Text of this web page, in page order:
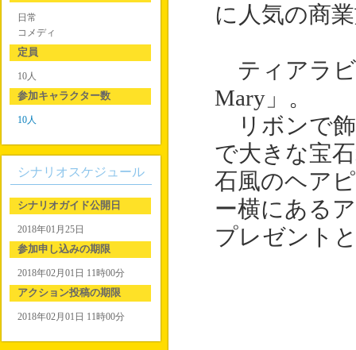
に人気の商
ティアラビ
Mary」。
リボンで飾
で大きな宝
石風のヘア
ー横にある
プレゼント
日常
コメディ
定員
10人
参加キャラクター数
10人
シナリオスケジュール
シナリオガイド公開日
2018年01月25日
参加申し込みの期限
2018年02月01日 11時00分
アクション投稿の期限
2018年02月01日 11時00分